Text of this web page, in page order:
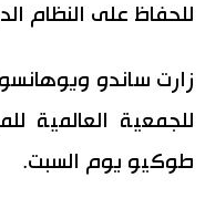
اقتصاد
مجتمع
المطبخ الياباني
للحفاظ على النظام
زارت ساندو
طوكيو يوم السبت.